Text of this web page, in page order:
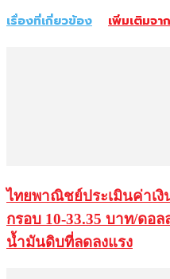
เรื่องที่เกี่ยวข้อง เพิ่มเติมจา
ไทยพาณิชย์ประเมินค่าเ
กรอบ 10-33.35 บาท/ดอ
น้ำมันดิบที่ลดลงแรง